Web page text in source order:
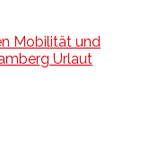
Mobilität und
Urlaut